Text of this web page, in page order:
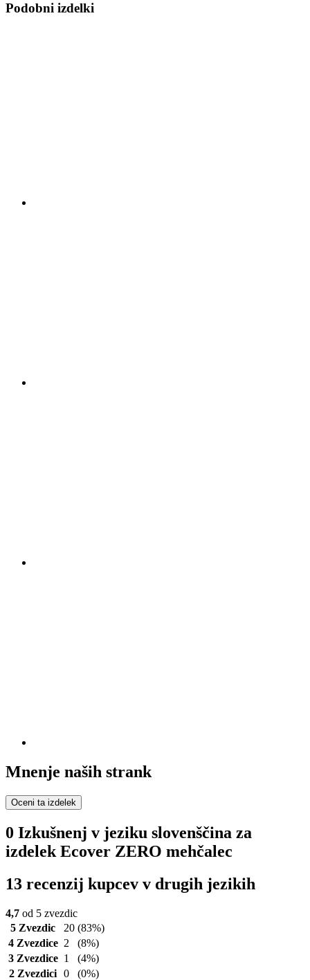
Podobni izdelki
Mnenje naših strank
Oceni ta izdelek
0 Izkušnenj v jeziku slovenščina za
izdelek Ecover ZERO mehčalec
13 recenzij kupcev v drugih jezikih
4,7 od 5 zvezdic
5 Zvezdic
20 (83%)
4 Zvezdice 2
(8%)
3 Zvezdice 1
(4%)
2 Zvezdici 0
(0%)